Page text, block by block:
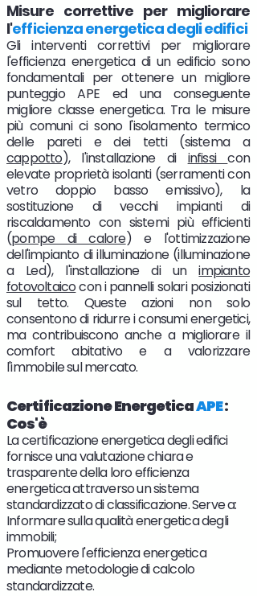
Certificazione EnergeticaAPE:
Cos'è
La certificazione energetica degli edifici
fornisce una valutazione chiara e
trasparente della loro efficienza
energetica attraverso un sistema
standardizzato di classificazione. Serve a:
Informare sulla qualità energetica degli
immobili;
Promuovere l'efficienza energetica
mediante metodologie di calcolo
standardizzate.
Misure correttive per migliorare
l'efficienza energetica degli edifici
Gli interventi correttivi per migliorare
l'efficienza energetica di un edificio sono
fondamentali per ottenere un migliore
punteggio APE ed una conseguente
migliore classe energetica. Tra le misure
più comuni ci sono l'isolamento termico
delle pareti e dei tetti (sistema a
cappotto), l'installazione di infissicon
elevate proprietà isolanti (serramenti con
vetro doppio basso emissivo), la
sostituzione di vecchi impianti di
riscaldamento con sistemi più efficienti
(pompe di calore) e l'ottimizzazione
dell'impianto di illuminazione (illuminazione
a Led), l'installazione di unimpianto
fotovoltaicocon i pannelli solari posizionati
sul tetto. Queste azioni non solo
consentono di ridurre i consumi energetici,
ma contribuiscono anche a migliorare il
comfort abitativo e a valorizzare
l'immobile sul mercato.